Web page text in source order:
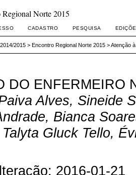
Norte 2015
CADASTRO PESQUISA
2015> Encontro Regional Norte 2015>Atenção
DO ENFERMEIRO
Alves, Sineide
Bianca
Gluck Tello,
2016-01-21